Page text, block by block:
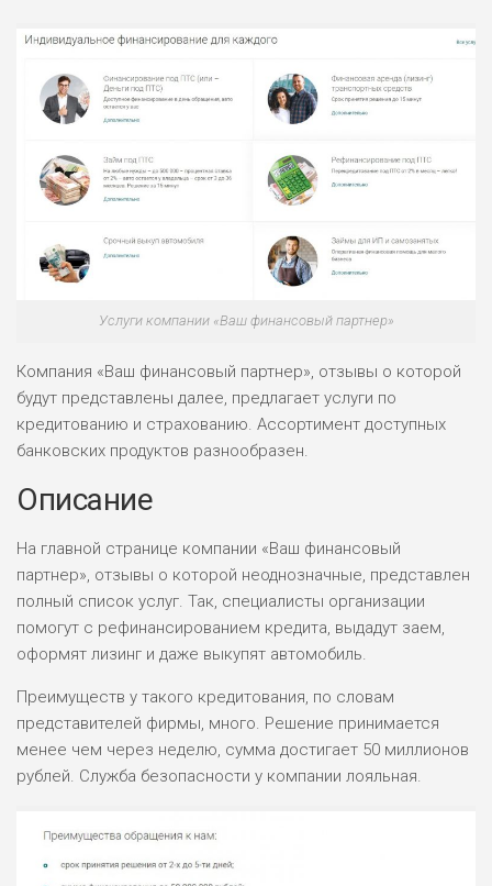
Услуги компании «Ваш финансовый партнер»
Компания «Ваш финансовый партнер», отзывы о которой
будут представлены далее, предлагает услуги по
кредитованию и страхованию. Ассортимент доступных
банковских продуктов разнообразен.
Описание
На главной странице компании «Ваш финансовый
партнер», отзывы о которой неоднозначные, представлен
полный список услуг. Так, специалисты организации
помогут с рефинансированием кредита, выдадут заем,
оформят лизинг и даже выкупят автомобиль.
Преимуществ у такого кредитования, по словам
представителей фирмы, много. Решение принимается
менее чем через неделю, сумма достигает 50 миллионов
рублей. Служба безопасности у компании лояльная.